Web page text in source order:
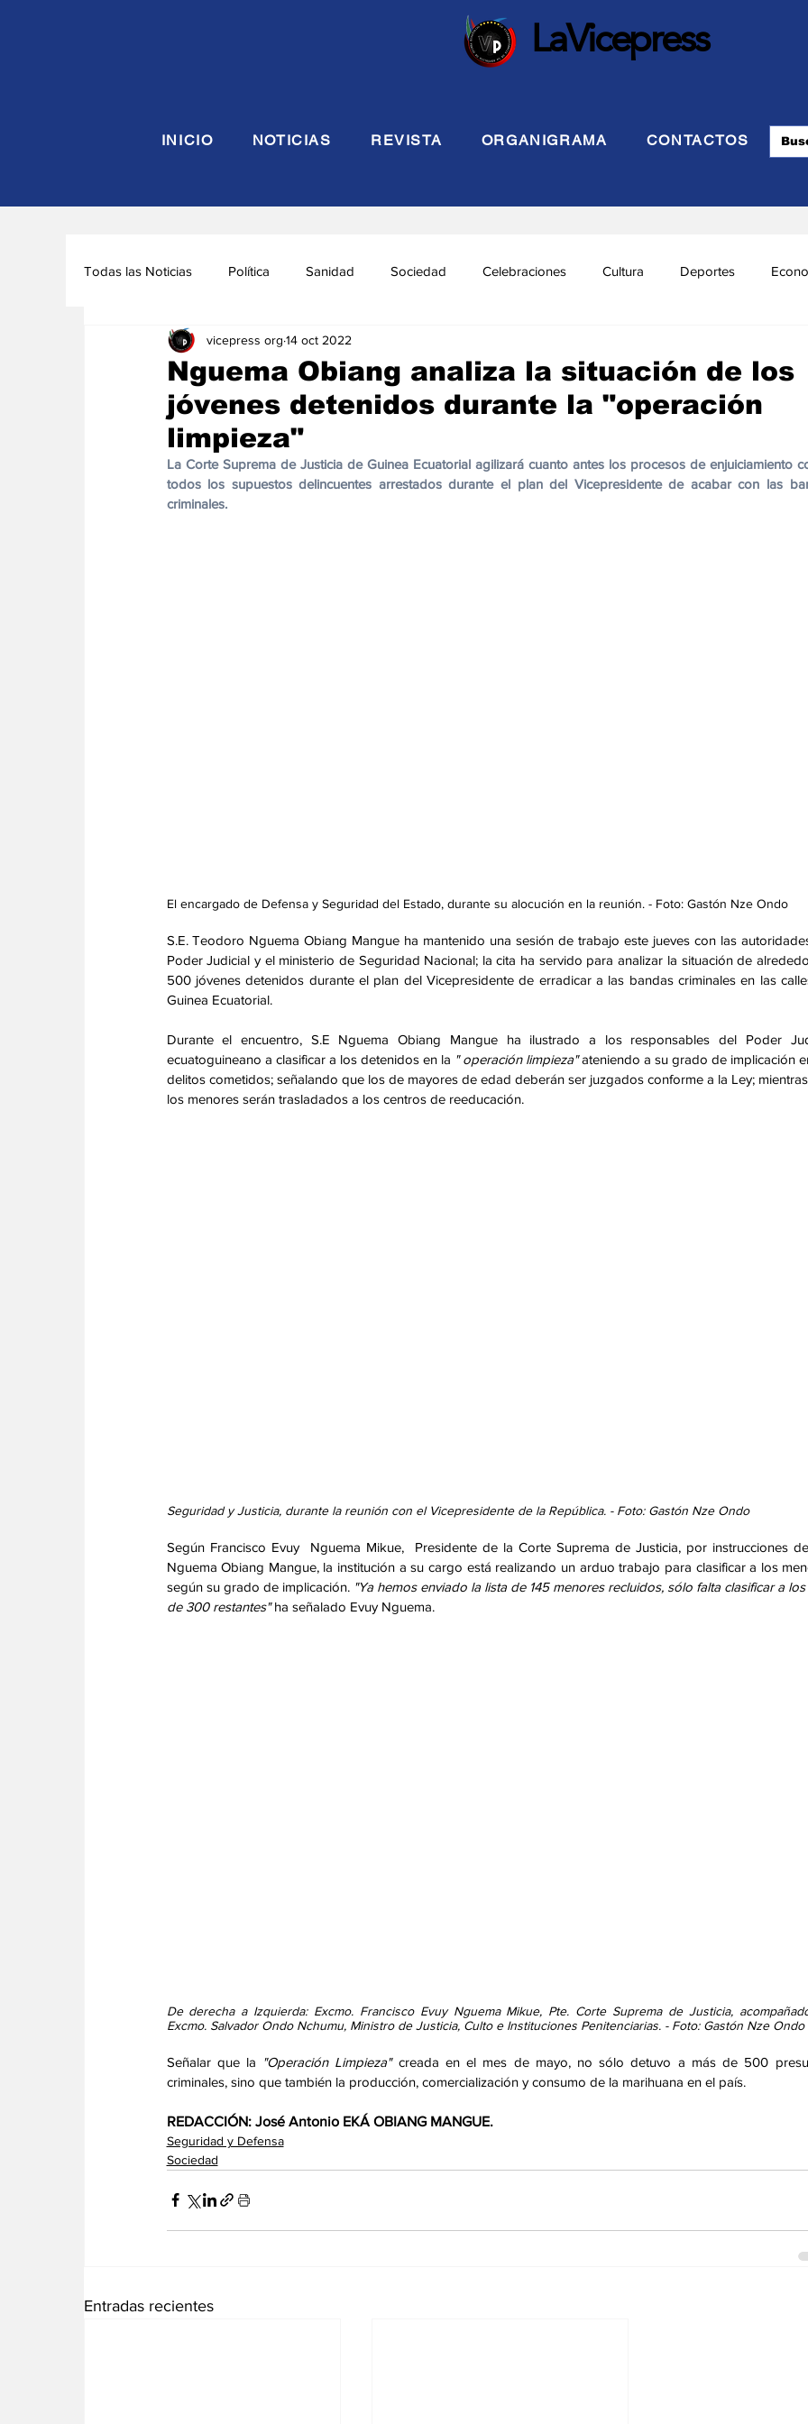
LaVicepress
INICIO NOTICIAS REVISTA ORGANIGRAMA CONTACTOS
Todas las Noticias Política Sanidad Sociedad Celebraciones Cultura Deportes
Seguridad y Defensa Turismo
Asuntos Sociales Telecomunicación Cumbres Tecnología Agricultura
Nguema Obiang analiza la situación de los
jóvenes detenidos durante la "operación
limpieza"
vicepress org 14 oct 2022
La Corte Suprema de Justicia de Guinea Ecuatorial agilizará cuanto antes los procesos de enjuiciamiento
todos los supuestos delincuentes arrestados durante el plan del Vicepresidente de acabar con las
criminales.
El encargado de Defensa y Seguridad del Estado, durante su alocución en la reunión. - Foto: Gastón Nze Ondo
S.E. Teodoro Nguema Obiang Mangue ha mantenido una sesión de trabajo este jueves con las
Poder Judicial y el ministerio de Seguridad Nacional; la cita ha servido para analizar la situación de
500 jóvenes detenidos durante el plan del Vicepresidente de erradicar a las bandas criminales en las
Guinea Ecuatorial.
Durante el encuentro, S.E Nguema Obiang Mangue ha ilustrado a los responsables del Poder
ecuatoguineano a clasificar a los detenidos en la " operación limpieza" ateniendo a su grado de implicación
delitos cometidos; señalando que los de mayores de edad deberán ser juzgados conforme a la Ley;
los menores serán trasladados a los centros de reeducación.
Seguridad y Justicia, durante la reunión con el Vicepresidente de la República. - Foto: Gastón Nze Ondo
Según Francisco Evuy  Nguema Mikue,  Presidente de la Corte Suprema de Justicia, por instrucciones
Nguema Obiang Mangue, la institución a su cargo está realizando un arduo trabajo para clasificar a los
según su grado de implicación. "Ya hemos enviado la lista de 145 menores recluidos, sólo falta clasificar a
de 300 restantes" ha señalado Evuy Nguema.
De derecha a Izquierda: Excmo. Francisco Evuy Nguema Mikue, Pte. Corte Suprema de Justicia,
Excmo. Salvador Ondo Nchumu, Ministro de Justicia, Culto e Instituciones Penitenciarias. - Foto: Gastón Nze Ondo
Señalar que la "Operación Limpieza" creada en el mes de mayo, no sólo detuvo a más de 500
criminales, sino que también la producción, comercialización y consumo de la marihuana en el país.
REDACCIÓN: José Antonio EKÁ OBIANG MANGUE.
Seguridad y Defensa
Sociedad
Entradas recientes